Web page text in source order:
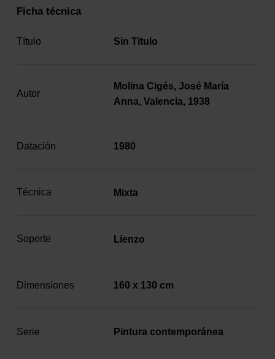
Ficha técnica
Título Sin Titulo
Autor
Molina Cigés, José María
Anna, Valencia, 1938
Datación 1980
Técnica Mixta
Soporte Lienzo
Dimensiones 160 x 130 cm
Serie Pintura contemporánea